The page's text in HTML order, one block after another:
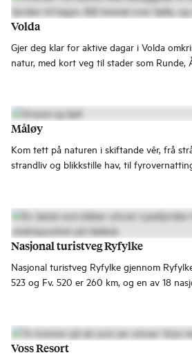
Volda
Gjer deg klar for aktive dagar i Volda
natur, med kort veg til stader som Runde,
Måløy
Kom tett på naturen i skiftande vêr, frå
strandliv og blikkstille hav, til
Nasjonal turistveg Ryfylke
Nasjonal turistveg Ryfylke gjennom
523 og Fv. 520 er 260 km, og en av 18
Voss Resort